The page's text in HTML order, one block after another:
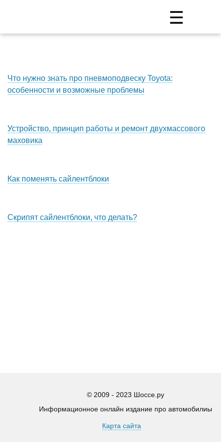
☰
Что нужно знать про пневмоподвеску Toyota:
особенности и возможные проблемы
Устройство, принцип работы и ремонт двухмассового
маховика
Как поменять сайлентблоки
Скрипят сайлентблоки, что делать?
© 2009 - 2023 Шоссе.ру
Информационное онлайн издание про автомобилиы
Карта сайта
use the site, you consent to the use of cookies.